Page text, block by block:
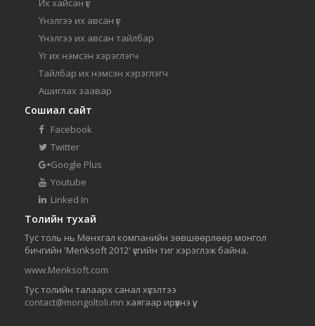
Их хайсан үг
Үнэлгээ их авсан үг
Үнэлгээ их авсан тайлбар
Үг их нэмсэн хэрэглэгч
Тайлбар их нэмсэн хэрэглэгч
Ашиглах заавар
Сошиал сайт
Facebook
Twitter
Google Plus
Youtube
Linked In
Толийн тухай
Тус толь нь Мөнхгал компанийн зөвшөөрлөөр монгол
бичгийн 'Menksoft 2012' үсгийн тиг хэрэглэж байна.
www.Menksoft.com
Тус толийн талаарх санал хүсэлтээ
contact@mongoltoli.mn хаягаар ирүүлнэ үү.